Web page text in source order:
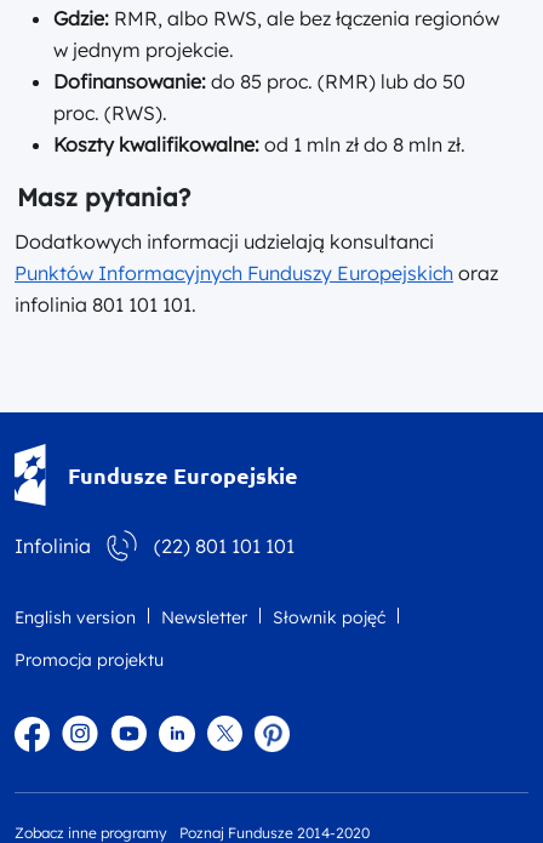
Gdzie: RMR, albo RWS, ale bez łączenia regionów
w jednym projekcie.
Dofinansowanie: do 85 proc. (RMR) lub do 50
proc. (RWS).
Koszty kwalifikowalne: od 1 mln zł do 8 mln zł.
Masz pytania?
Dodatkowych informacji udzielają konsultanci
Punktów Informacyjnych Funduszy Europejskich oraz
infolinia 801 101 101.
Fundusze Europejskie
Infolinia (22) 801 101 101
English version Newsletter
Słownik pojęć
Promocja projektu
FacebookInstagram
YouTubeLinkedintwitterPinterest
Zobacz inne programy Poznaj Fundusze 2014-2020